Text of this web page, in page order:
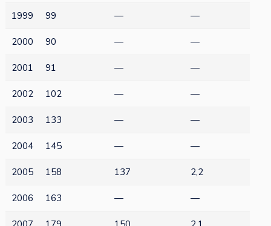
1999 99 — —
2000 90 — —
2001 91 — —
2002 102 — —
2003 133 — —
2004 145 — —
2005 158 137 2,2
2006 163 — —